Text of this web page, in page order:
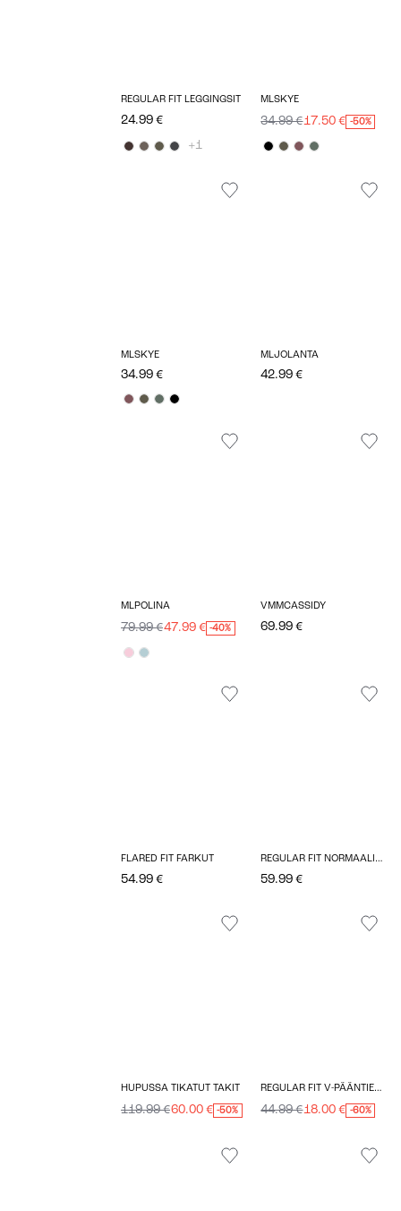
REGULAR FIT LEGGINGSIT
24.99 €
+1
MLSKYE
34.99 €17.50 € -50%
MLSKYE
34.99 €
MLJOLANTA
42.99 €
MLPOLINA
79.99 €47.99 € -40%
VMMCASSIDY
69.99 €
FLARED FIT FARKUT
54.99 €
REGULAR FIT NORMAALI VYÖTÄRÖ BOOTCUT FARKUT
59.99 €
HUPUSSA TIKATUT TAKIT
119.99 €60.00 € -50%
REGULAR FIT V-PÄÄNTIE TOPIT
44.99 €18.00 € -60%